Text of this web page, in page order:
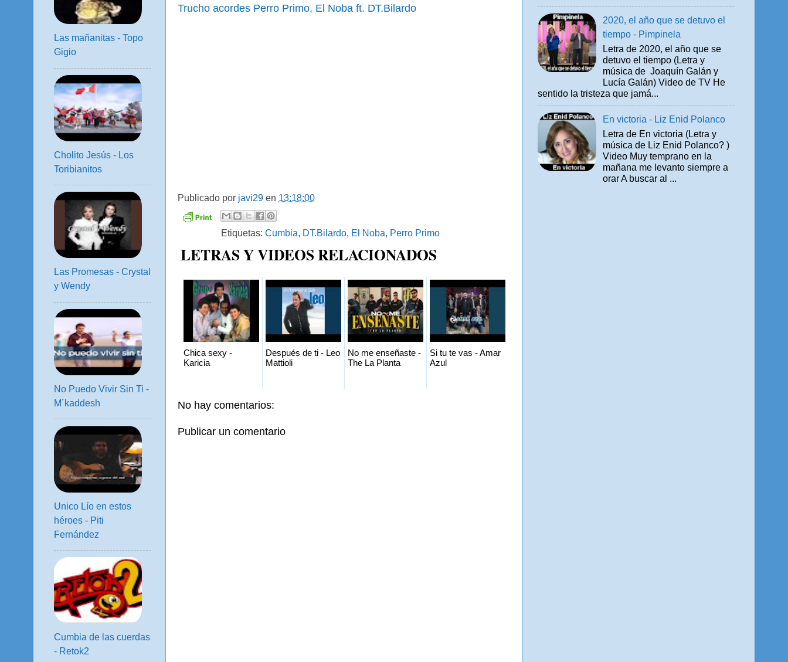
Trucho acordes Perro Primo, El Noba ft. DT.Bilardo
Publicado por javi29 en 13:18:00
Etiquetas: Cumbia, DT.Bilardo, El Noba, Perro Primo
LETRAS Y VIDEOS RELACIONADOS
Chica sexy -
Karicia
Después de ti - Leo
Mattioli
No me enseñaste -
The La Planta
Si tu te vas - Amar
Azul
No hay comentarios:
Publicar un comentario
Las mañanitas - Topo
Gigio
Cholito Jesús - Los
Toribianitos
Las Promesas - Crystal
y Wendy
No Puedo Vivir Sin Ti -
M´kaddesh
Unico Lío en estos
héroes - Piti
Fernández
Cumbia de las cuerdas
- Retok2
2020, el año que se detuvo el
tiempo - Pimpinela
Letra de 2020, el año que se
detuvo el tiempo (Letra y
música de Joaquín Galán y
Lucía Galán) Video de TV He
sentido la tristeza que jamá...
En victoria - Liz Enid Polanco
Letra de En victoria (Letra y
música de Liz Enid Polanco? )
Video Muy temprano en la
mañana me levanto siempre a
orar A buscar al ...